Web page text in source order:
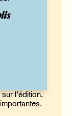
l’édition,